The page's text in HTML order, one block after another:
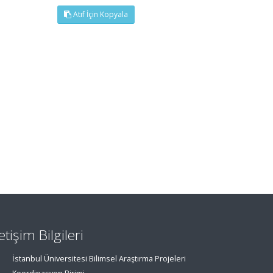
Atıf İçin Kopyala
Bilgileri
İstanbul Üniversitesi Bilimsel Araştırma Projeleri